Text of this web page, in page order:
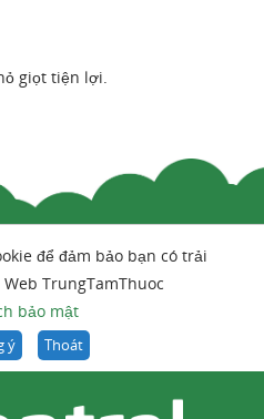
giọt tiện lợi.
để đảm bảo bạn có trải
TrungTamThuoc
bảo mật
ý Thoát